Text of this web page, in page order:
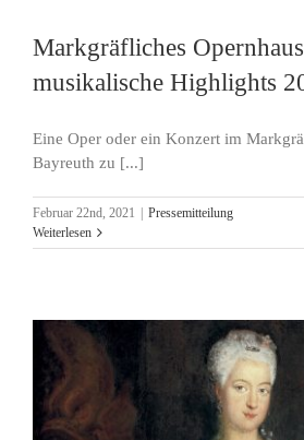
Markgräfliches
musikalische Highlights
Eine Oper oder ein Konzert im
Bayreuth zu [...]
Februar 22nd, 2021
Pressemitteilung
Weiterlesen